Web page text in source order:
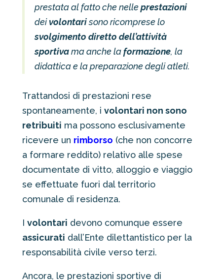
prestata al fatto che nelleprestazioni
deivolontarisono ricomprese lo
svolgimento diretto dell’attività
sportivama anche laformazione, la
didattica e la preparazione degli atleti.
Trattandosi di prestazioni rese
spontaneamente, i volontari non sono
retribuiti ma possono esclusivamente
ricevere un rimborso (che non concorre
a formare reddito) relativo alle spese
documentate di vitto, alloggio e viaggio
se effettuate fuori dal territorio
comunale di residenza.
I volontari devono comunque essere
assicurati dall’Ente dilettantistico per la
responsabilità civile verso terzi.
Ancora, le prestazioni sportive di